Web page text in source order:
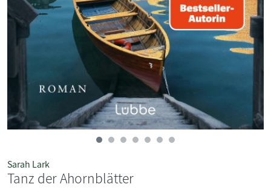
Sarah Lark
Tanz der Ahornblätter